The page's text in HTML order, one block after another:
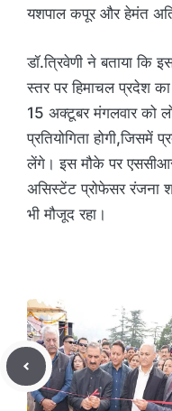
यशपाल कपूर और हेमंत
डॉ.त्रिवेणी ने बताया कि
स्तर पर हिमाचल प्रदेश का
15 अक्टूबर मंगलवार को
प्रतियोगिता होगी,जिसमें
लेंगे। इस मौके पर
असिस्टेंट प्रोफेसर रंजना
भी मौजूद रहा।